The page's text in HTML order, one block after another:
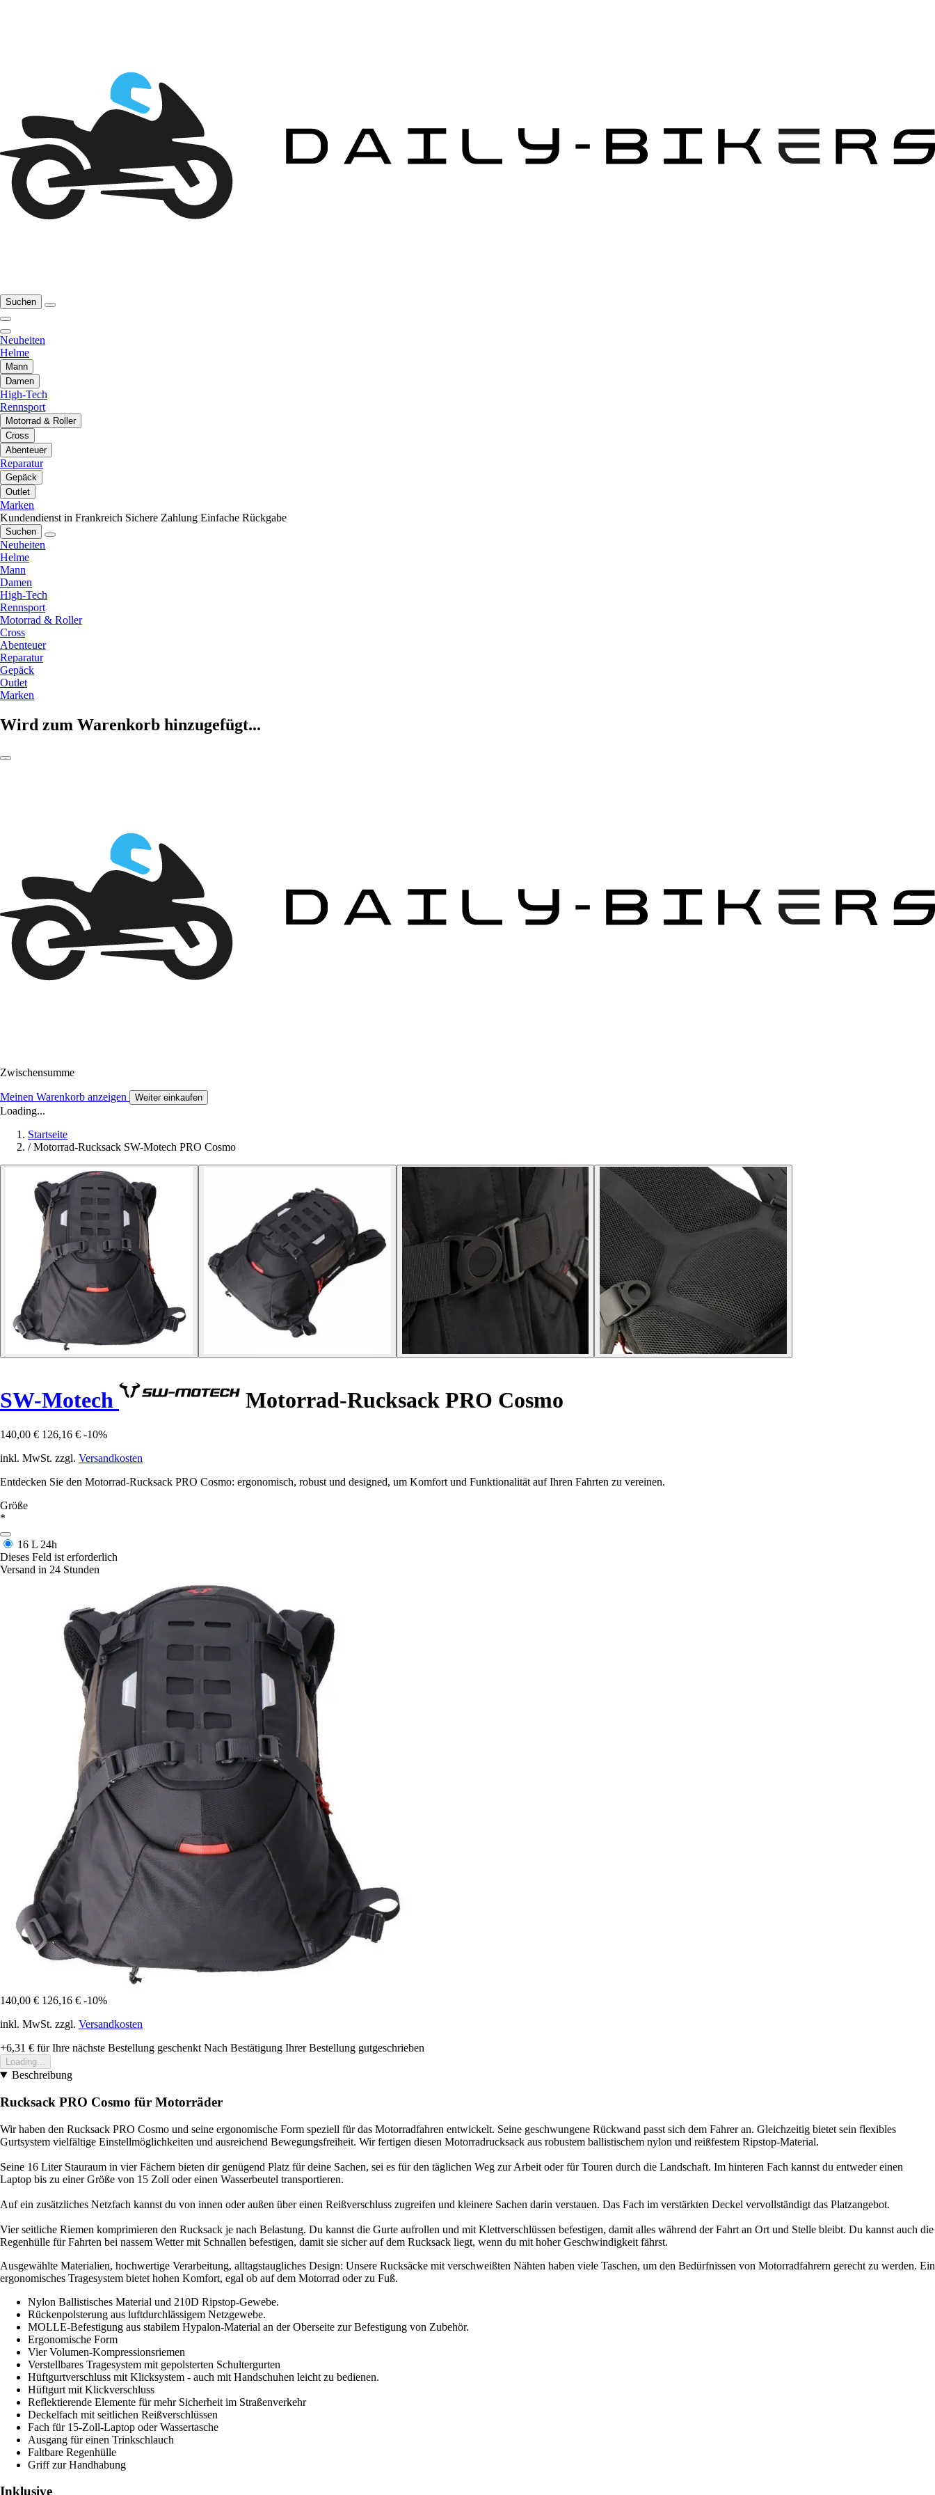
Suchen
Neuheiten
Helme
Mann
Damen
High-Tech
Rennsport
Motorrad & Roller
Cross
Abenteuer
Reparatur
Gepäck
Outlet
Marken
Kundendienst in Frankreich Sichere Zahlung Einfache Rückgabe
Suchen
Neuheiten
Helme
Mann
Damen
High-Tech
Rennsport
Motorrad & Roller
Cross
Abenteuer
Reparatur
Gepäck
Outlet
Marken
Wird zum Warenkorb hinzugefügt...
Zwischensumme
Meinen Warenkorb anzeigen Weiter einkaufen
Loading...
Startseite
/ Motorrad-Rucksack SW-Motech PRO Cosmo
SW-Motech Motorrad-Rucksack PRO Cosmo
140,00 € 126,16 € -10%
inkl. MwSt. zzgl. Versandkosten
Entdecken Sie den Motorrad-Rucksack PRO Cosmo: ergonomisch, robust und designed, um Komfort und Funktionalität auf Ihren Fahrten zu vereinen.
Größe
*
16 L 24h
Dieses Feld ist erforderlich
Versand in 24 Stunden
140,00 € 126,16 € -10%
inkl. MwSt. zzgl. Versandkosten
+6,31 € für Ihre nächste Bestellung geschenkt Nach Bestätigung Ihrer Bestellung gutgeschrieben
Loading...
Beschreibung
Rucksack PRO Cosmo für Motorräder
Wir haben den Rucksack PRO Cosmo und seine ergonomische Form speziell für das Motorradfahren entwickelt. Seine geschwungene Rückwand passt sich dem Fahrer an. Gleichzeitig bietet sein flexibles
Gurtsystem vielfältige Einstellmöglichkeiten und ausreichend Bewegungsfreiheit. Wir fertigen diesen Motorradrucksack aus robustem ballistischem nylon und reißfestem Ripstop-Material.
Seine 16 Liter Stauraum in vier Fächern bieten dir genügend Platz für deine Sachen, sei es für den täglichen Weg zur Arbeit oder für Touren durch die Landschaft. Im hinteren Fach kannst du entweder einen
Laptop bis zu einer Größe von 15 Zoll oder einen Wasserbeutel transportieren.
Auf ein zusätzliches Netzfach kannst du von innen oder außen über einen Reißverschluss zugreifen und kleinere Sachen darin verstauen. Das Fach im verstärkten Deckel vervollständigt das Platzangebot.
Vier seitliche Riemen komprimieren den Rucksack je nach Belastung. Du kannst die Gurte aufrollen und mit Klettverschlüssen befestigen, damit alles während der Fahrt an Ort und Stelle bleibt. Du kannst auch die
Regenhülle für Fahrten bei nassem Wetter mit Schnallen befestigen, damit sie sicher auf dem Rucksack liegt, wenn du mit hoher Geschwindigkeit fährst.
Ausgewählte Materialien, hochwertige Verarbeitung, alltagstaugliches Design: Unsere Rucksäcke mit verschweißten Nähten haben viele Taschen, um den Bedürfnissen von Motorradfahrern gerecht zu werden. Ein
ergonomisches Tragesystem bietet hohen Komfort, egal ob auf dem Motorrad oder zu Fuß.
Nylon Ballistisches Material und 210D Ripstop-Gewebe.
Rückenpolsterung aus luftdurchlässigem Netzgewebe.
MOLLE-Befestigung aus stabilem Hypalon-Material an der Oberseite zur Befestigung von Zubehör.
Ergonomische Form
Vier Volumen-Kompressionsriemen
Verstellbares Tragesystem mit gepolsterten Schultergurten
Hüftgurtverschluss mit Klicksystem - auch mit Handschuhen leicht zu bedienen.
Hüftgurt mit Klickverschluss
Reflektierende Elemente für mehr Sicherheit im Straßenverkehr
Deckelfach mit seitlichen Reißverschlüssen
Fach für 15-Zoll-Laptop oder Wassertasche
Ausgang für einen Trinkschlauch
Faltbare Regenhülle
Griff zur Handhabung
Inklusive